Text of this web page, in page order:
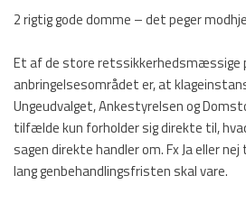
​2 rigtig gode domme – det peger
Et af de store retssikkerhedsmæssige
anbringelsesområdet er, at
Ungeudvalget, Ankestyrelsen og
tilfælde kun forholder sig direkte til,
sagen direkte handler om. Fx Ja eller
lang genbehandlingsfristen skal vare.